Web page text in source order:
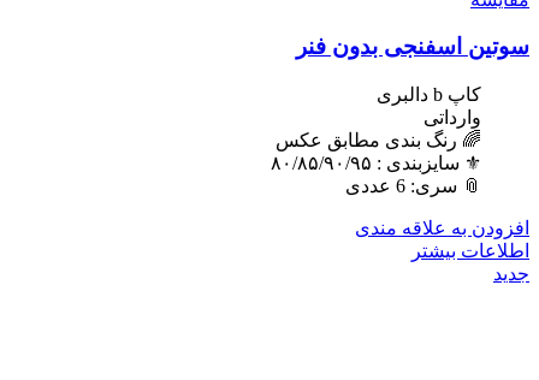
سوتین اسفنجی بدون فنر
کاپ b دالبری
وارداتی
🌈 رنگ بندی مطابق عکس
⚜️ سایزبندی : ٨٠/٨۵/٩٠/٩۵
📎 سری: 6 عددی
افزودن به علاقه مندی
اطلاعات بیشتر
جدید